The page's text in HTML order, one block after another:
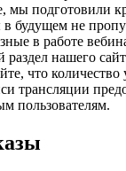
мы подготовили
в будущем не
в работе
нашего
что
трансляции
пользователям.